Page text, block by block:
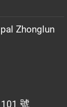
Zhonglun
號